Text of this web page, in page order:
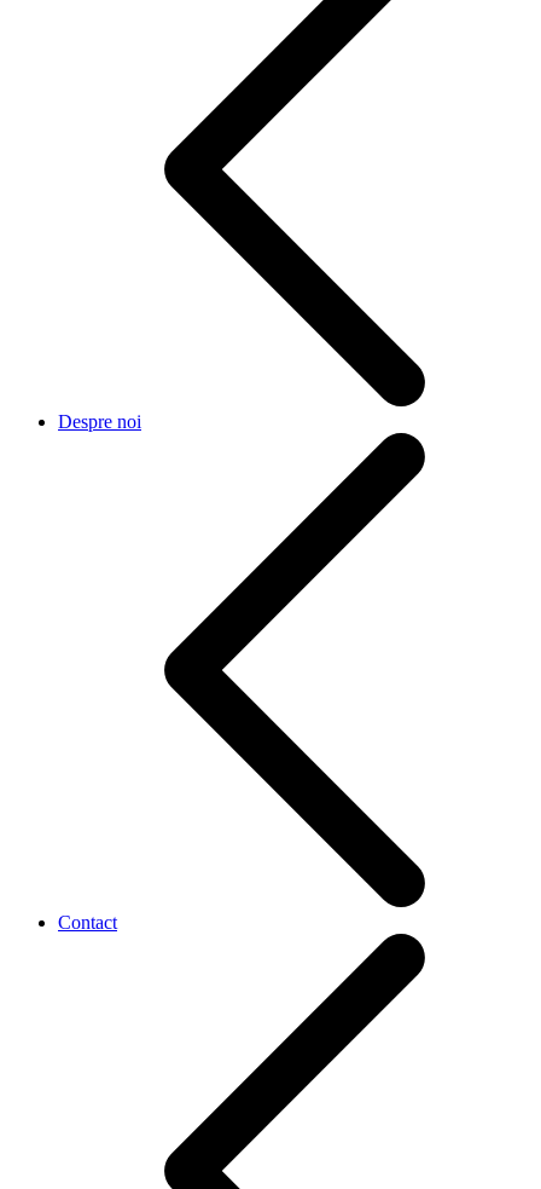
Despre noi
Contact